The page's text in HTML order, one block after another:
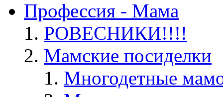
Профессия - Мама
РОВЕСНИКИ!!!!
Мамские посиделки
Многодетные